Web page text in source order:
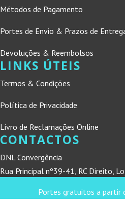
Portes gratuitos a partir
Métodos de Pagamento
Portes de Envio & Prazos de
Devoluções & Reembolsos
LINKS ÚTEIS
Termos & Condições
Política de Privacidade
Livro de Reclamações Online
CONTACTOS
DNL Convergência
Rua Principal nº39-41, RC Direito,
3840-555 Sto André de Vagos